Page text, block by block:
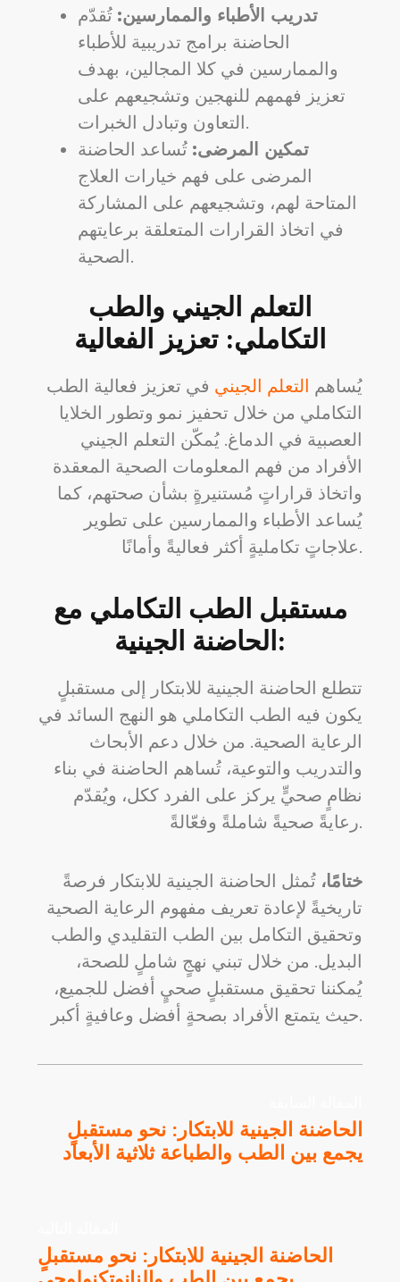
تدريب الأطباء والممارسين: تُقدّم
الحاضنة برامج تدريبية للأطباء
والممارسين في كلا المجالين، بهدف
تعزيز فهمهم للنهجين وتشجيعهم على
التعاون وتبادل الخبرات.
تمكين المرضى: تُساعد الحاضنة
المرضى على فهم خيارات العلاج
المتاحة لهم، وتشجيعهم على المشاركة
في اتخاذ القرارات المتعلقة برعايتهم
الصحية.
التعلم الجيني والطب
التكاملي: تعزيز الفعالية
يُساهم التعلم الجيني في تعزيز فعالية الطب
التكاملي من خلال تحفيز نمو وتطور الخلايا
العصبية في الدماغ. يُمكّن التعلم الجيني
الأفراد من فهم المعلومات الصحية المعقدة
واتخاذ قراراتٍ مُستنيرةٍ بشأن صحتهم، كما
يُساعد الأطباء والممارسين على تطوير
علاجاتٍ تكامليةٍ أكثر فعاليةً وأمانًا.
مستقبل الطب التكاملي مع
الحاضنة الجينية:
تتطلع الحاضنة الجينية للابتكار إلى مستقبلٍ
يكون فيه الطب التكاملي هو النهج السائد في
الرعاية الصحية. من خلال دعم الأبحاث
والتدريب والتوعية، تُساهم الحاضنة في بناء
نظامٍ صحيٍّ يركز على الفرد ككل، ويُقدّم
رعايةً صحيةً شاملةً وفعّالةً.
ختامًا، تُمثل الحاضنة الجينية للابتكار فرصةً
تاريخيةً لإعادة تعريف مفهوم الرعاية الصحية
وتحقيق التكامل بين الطب التقليدي والطب
البديل. من خلال تبني نهجٍ شاملٍ للصحة،
يُمكننا تحقيق مستقبلٍ صحيٍ أفضل للجميع،
حيث يتمتع الأفراد بصحةٍ أفضل وعافيةٍ أكبر.
الحاضنة الجينية للابتكار: نحو مستقبلٍ
يجمع بين الطب والطباعة ثلاثية الأبعاد
الحاضنة الجينية للابتكار: نحو مستقبلٍ